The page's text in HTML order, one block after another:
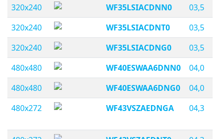
320x240 WF35LSIACDNN0 03,5
320x240
WF35LSIACDNT0 03,5
320x240
WF35LSIACDNG0 03,5
480x480
WF40ESWAA6DNN0 04,0
480x480
WF40ESWAA6DNG0 04,0
480x272
WF43VSZAEDNGA 04,3